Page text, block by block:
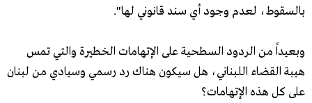
بالسقوط، لعدم وجود أي سند قانوني لها".
وبعيداً من الردود السطحية على الإتهامات الخطيرة والتي تمس
هيبة القضاء اللبناني، هل سيكون هناك رد رسمي وسيادي من لبنان
على كل هذه الإتهامات؟